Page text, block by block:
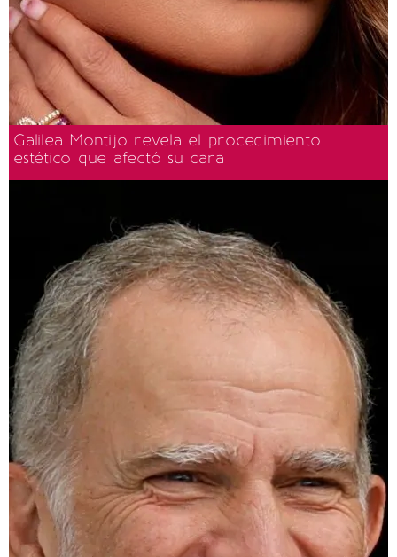
Galilea Montijo revela el procedimiento
estético que afectó su cara